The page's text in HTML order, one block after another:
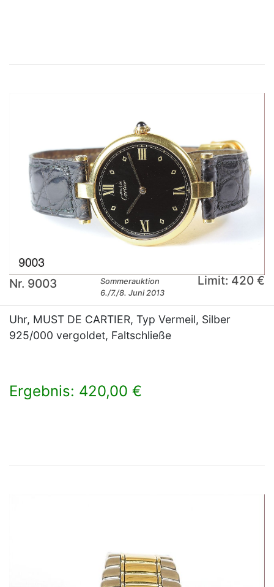
Nr. 9003
Sommerauktion
6./7./8. Juni 2013
Limit: 420 €
Uhr, MUST DE CARTIER, Typ Vermeil, Silber
925/000 vergoldet, Faltschließe
Ergebnis: 420,00 €